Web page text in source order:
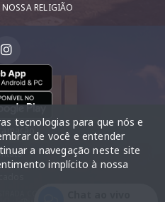
RELIGIÃO
tecnologias para que nós e
de você e entender
a navegação neste site
implícito à nossa